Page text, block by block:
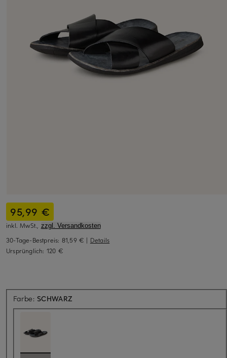
95,99 €
inkl. MwSt., zzgl. Versandkosten
30-Tage-Bestpreis: 81,59 € | Details
Ursprünglich: 120 €
Farbe: SCHWARZ